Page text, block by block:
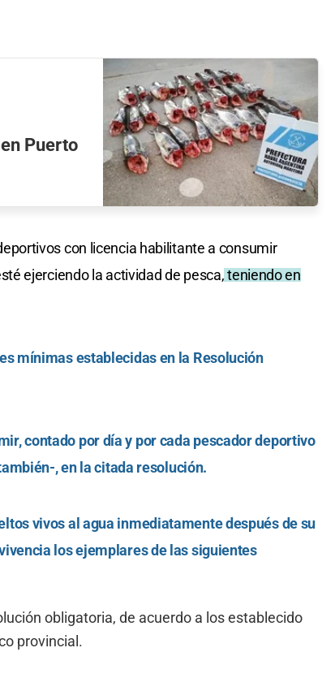
Puerto
con licencia habilitante a consumir
ejerciendo la actividad de pesca,teniendo en
mínimas establecidas en la Resolución
contado por día y por cada pescador deportivo
, en la citada resolución.
vivos al agua inmediatamente después de su
los ejemplares de las siguientes
obligatoria, de acuerdo a los establecido
provincial.